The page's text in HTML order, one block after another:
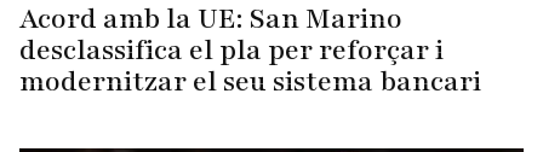
Acord amb la UE: San Marino
desclassifica el pla per reforçar i
modernitzar el seu sistema bancari